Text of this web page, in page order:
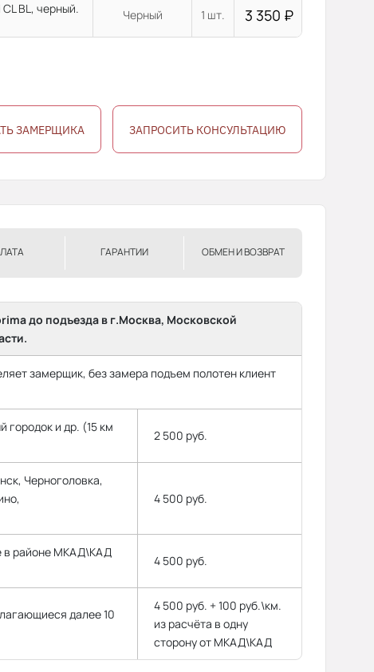
BL, черный.
Черный 1 шт. 3 350 ₽
ЗАМЕРЩИКА ЗАПРОСИТЬ КОНСУЛЬТАЦИЮ
ГАРАНТИИ ОБМЕН И ВОЗВРАТ
до подъезда в г.Москва, Московской
замерщик, без замера подъем полотен клиент
и др. (15 км
2 500 руб.
Черноголовка,
4 500 руб.
в районе МКАД\КАД
4 500 руб.
далее 10
4 500 руб. + 100 руб.\км.
из расчёта в одну
сторону от МКАД\КАД